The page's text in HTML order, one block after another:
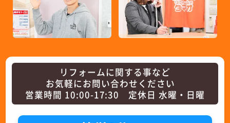
リフォームに関する事など
お気軽にお問い合わせください
営業時間 10:00-17:30 定休日 水曜・日曜